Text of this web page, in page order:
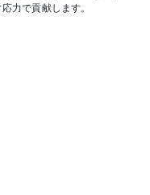
力で貢献します。